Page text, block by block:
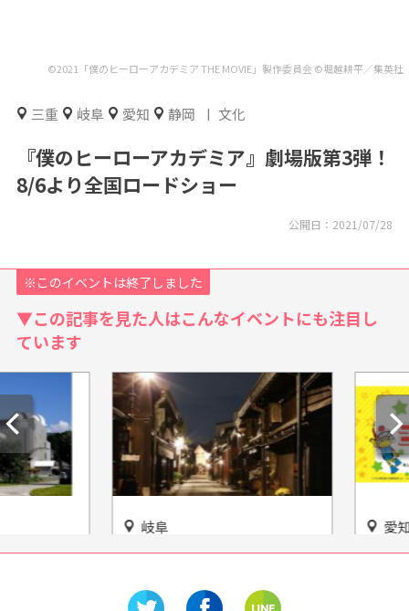
©2021「僕のヒーローアカデミア THE MOVIE」製作委員会 ©堀越耕平／集英社
三重 岐阜 愛知 静岡 文化
『僕のヒーローアカデミア』劇場版第3弾！
8/6より全国ロードショー
公開日： 2021/07/28
※このイベントは終了しました
▼この記事を見た人はこんなイベントにも注目し
ています
た歴史
岐阜
日本の古き良き“ふるさと”の
アム 匠の館」
愛知
「おや